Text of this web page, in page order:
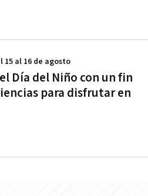
Día del Niño con un fin
para disfrutar en
15 al 16 de agosto